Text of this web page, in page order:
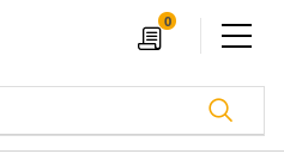
0
Devis Ouvrir le menu